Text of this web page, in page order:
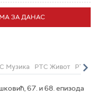
ЗА ДАНАС
Музика РТС Живот РТС
67. и 68. епизода